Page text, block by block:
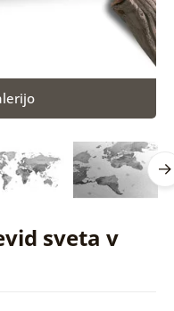
sveta v